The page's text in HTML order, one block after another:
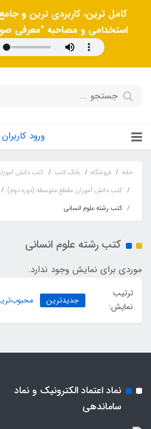
کامل ترین، کاربردی ترین و
استخدامی و مصاحبه "معرفی
ورود کاربران
خانه فروشگاه بانک کتب
کتب دانش
کتب دانش آموزان مقطع متوسطه (دوره دوم)
کتب رشته علوم انسانی
کتب رشته علوم انسانی
موردی برای نمایش وجود ندارد.
ترتیب
نمایش:
جدیدترین
نماد اعتماد الکترونیک و نماد
ساماندهی